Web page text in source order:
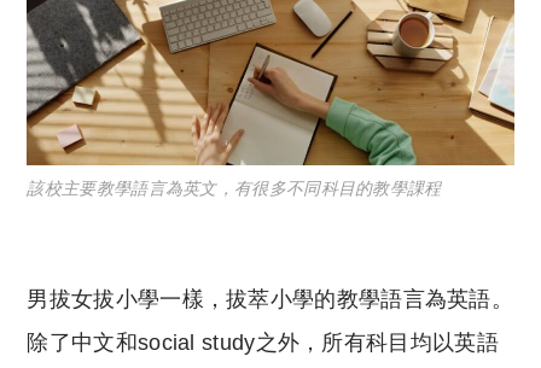
該校主要教學語言為英文，有很多不同科目的教學課程
男拔女拔小學一樣，拔萃小學的教學語言為英語。
除了中文和social study之外，所有科目均以英語